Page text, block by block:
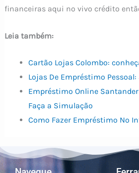
financeiras aqui no vivo crédito
Leia também:
Cartão Lojas Colombo:
Lojas De Empréstimo
Empréstimo Online
Faça a Simulação
Como Fazer Empréstimo No